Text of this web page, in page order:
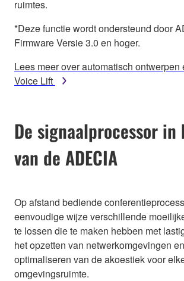
ruimtes.
*Deze functie wordt ondersteund door
Firmware Versie 3.0 en hoger.
Lees meer over automatisch
Voice Lift
De signaalprocessor
van de ADECIA
Op afstand bediende
eenvoudige wijze verschillende
te lossen die te maken hebben met
het opzetten van netwerkomgevingen
optimaliseren van de akoestiek voor
omgevingsruimte.